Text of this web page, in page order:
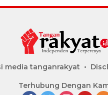
media tanganrakyat
Terhubung Dengan